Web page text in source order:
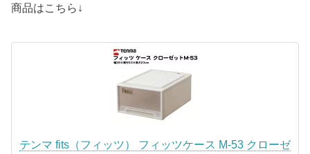
商品はこちら↓
テンマ fits（フィッツ） フィッツケース M-53 クローゼ